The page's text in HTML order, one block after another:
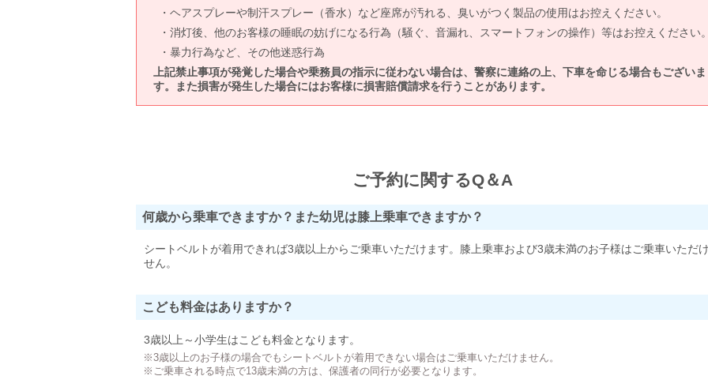
ヘアスプレーや制汗スプレー（香水）など座席が汚れる、臭いがつく製品の使用はお控えください。
消灯後、他のお客様の睡眠の妨げになる行為（騒ぐ、音漏れ、スマートフォンの操作）等はお控えください
暴力行為など、その他迷惑行為
上記禁止事項が発覚した場合や乗務員の指示に従わない場合は、警察に連絡の上、下車を命じる場合もございま
す。また損害が発生した場合にはお客様に損害賠償請求を行うことがあります。
ご予約に関するQ＆A
何歳から乗車できますか？また幼児は膝上乗車できますか？
シートベルトが着用できれば3歳以上からご乗車いただけます。膝上乗車および3歳未満のお子様はご乗車いただ
せん。
こども料金はありますか？
3歳以上～小学生はこども料金となります。
※3歳以上のお子様の場合でもシートベルトが着用できない場合はご乗車いただけません。
※ご乗車される時点で13歳未満の方は、保護者の同行が必要となります。